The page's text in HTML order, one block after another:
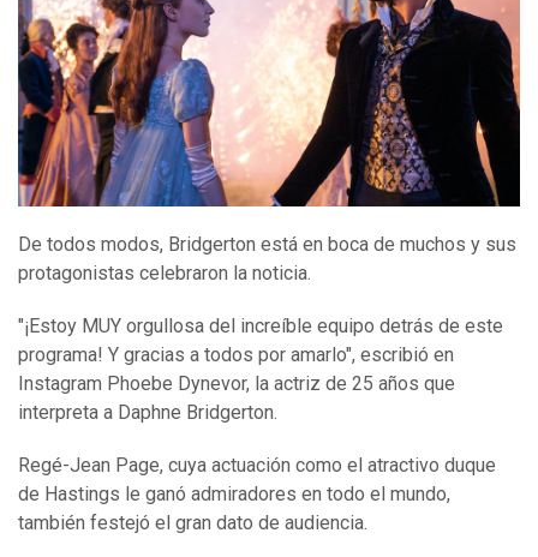
De todos modos, Bridgerton está en boca de muchos y sus
protagonistas celebraron la noticia.
"¡Estoy MUY orgullosa del increíble equipo detrás de este
programa! Y gracias a todos por amarlo", escribió en
Instagram Phoebe Dynevor, la actriz de 25 años que
interpreta a Daphne Bridgerton.
Regé-Jean Page, cuya actuación como el atractivo duque
de Hastings le ganó admiradores en todo el mundo,
también festejó el gran dato de audiencia.